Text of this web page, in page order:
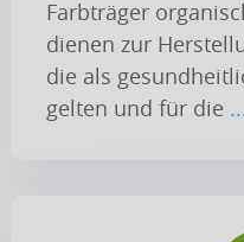
Farbträger
dienen zur
die als
gelten und für die